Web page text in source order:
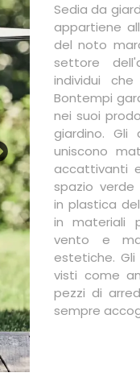
Sedia da
appartiene
del noto
settore
individui
Bontempi
nei suoi
giardino. Gli
uniscono
accattivanti
spazio verde
in plastica
in materiali
vento e
estetiche.
visti come
pezzi di
sempre